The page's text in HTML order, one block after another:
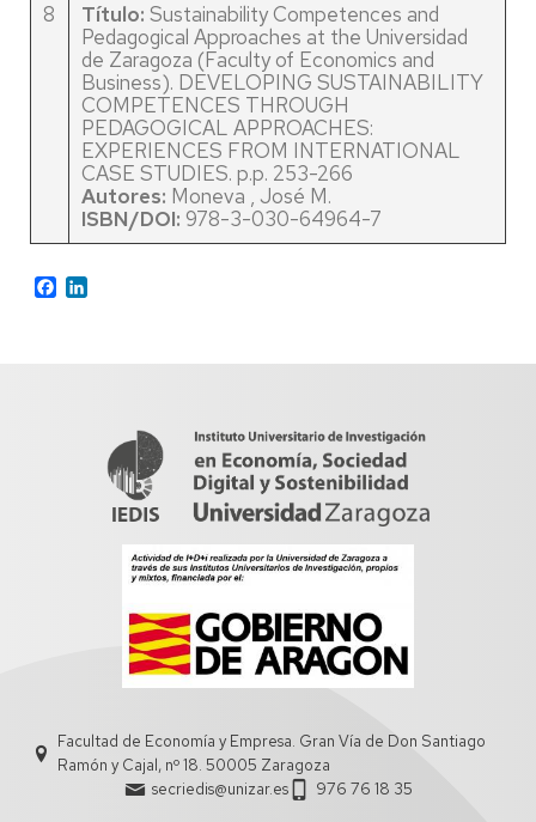
8
Título: Sustainability Competences and
Pedagogical Approaches at the Universidad
de Zaragoza (Faculty of Economics and
Business). DEVELOPING SUSTAINABILITY
COMPETENCES THROUGH
PEDAGOGICAL APPROACHES:
EXPERIENCES FROM INTERNATIONAL
CASE STUDIES. p.p. 253-266​​​​​​​
Autores: Moneva , José M. ​​​​​​​
ISBN/DOI: 978-3-030-64964-7
Facebook
Facultad de Economía y Empresa. Gran Vía de Don Santiago
Ramón y Cajal, nº 18. 50005 Zaragoza
secriedis@unizar.es
976 76 18 35